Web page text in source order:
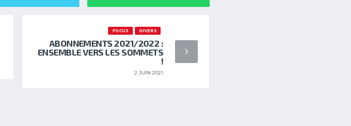
DIVERS
FOCUS
ABONNEMENTS 2021/2022 :
ENSEMBLE VERS LES SOMMETS
!
2 JUIN 2021